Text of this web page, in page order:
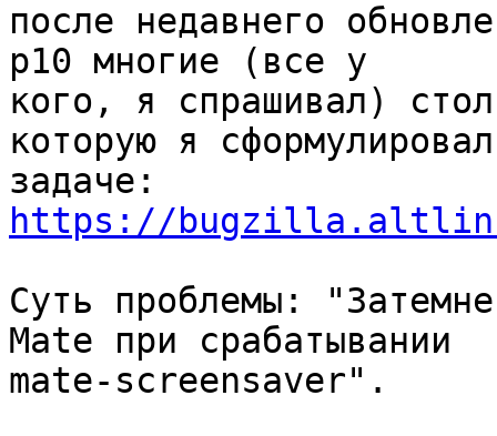
после недавнего
p10 многие (все у
кого, я спрашивал)
которую я
https://
Суть проблемы:
Mate при срабатывании
mate-screensaver".